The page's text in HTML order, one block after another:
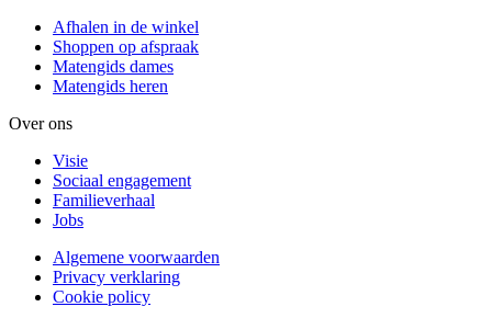
Afhalen in de winkel
Shoppen op afspraak
Matengids dames
Matengids heren
Over ons
Visie
Sociaal engagement
Familieverhaal
Jobs
Algemene voorwaarden
Privacy verklaring
Cookie policy